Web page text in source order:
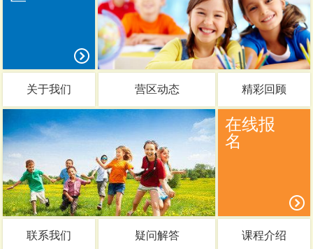
关于我们 营区动态 精彩回顾
在线报
名
联系我们 疑问解答 课程介绍